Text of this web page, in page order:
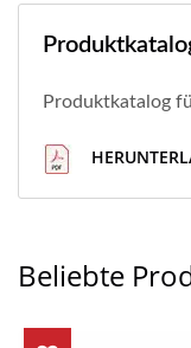
Produktkatalog
Beliebte